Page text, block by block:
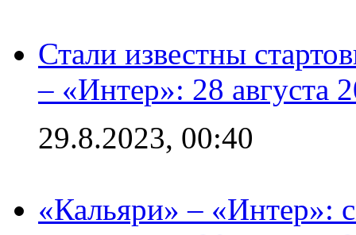
Стали известны
– «Интер»: 28 августа
29.8.2023, 00:40
«Кальяри» – «Интер»: